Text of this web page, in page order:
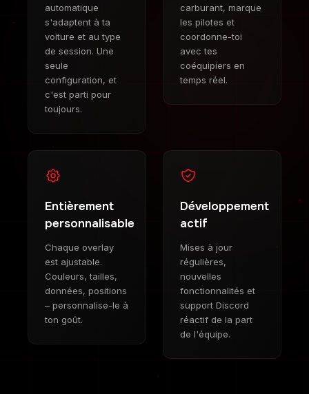
automatique
s'adaptent à ta
voiture et au type
de session. Une
seule
configuration, et
c'est parti pour
toujours.
carburant, marque
les pilotes et
coordonne-toi
avec tes
coéquipiers en
temps réel.
Entièrement
personnalisable
Chaque overlay
est ajustable.
Couleurs, tailles,
données, positions
– personnalise-le à
ton goût.
Développement
actif
Mises à jour
régulières,
nouvelles
fonctionnalités et
support Discord
réactif de la part
de l'équipe.